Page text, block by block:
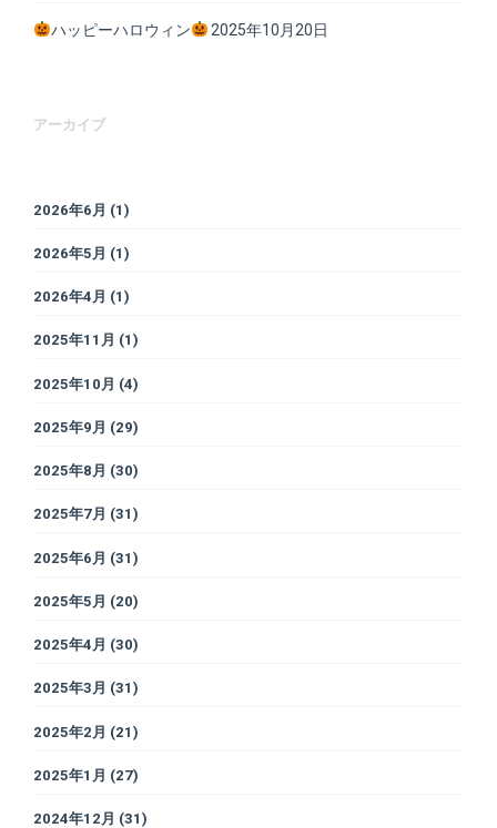
ハッピーハロウィン 2025年10月20日
アーカイブ
2026年6月 (1)
2026年5月 (1)
2026年4月 (1)
2025年11月 (1)
2025年10月 (4)
2025年9月 (29)
2025年8月 (30)
2025年7月 (31)
2025年6月 (31)
2025年5月 (20)
2025年4月 (30)
2025年3月 (31)
2025年2月 (21)
2025年1月 (27)
2024年12月 (31)